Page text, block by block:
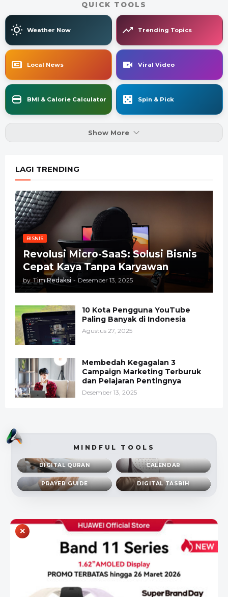
QUICK TOOLS
Weather Now Trending Topics
Local News Viral Video
BMI & Calorie Calculator Spin & Pick
Show More
LAGI TRENDING
BISNIS
Revolusi Micro-SaaS: Solusi Bisnis
Cepat Kaya Tanpa Karyawan
by Tim Redaksi - Desember 13, 2025
10 Kota Pengguna YouTube
Paling Banyak di Indonesia
Agustus 27, 2025
Membedah Kegagalan 3
Campaign Marketing Terburuk
dan Pelajaran Pentingnya
Desember 13, 2025
MINDFUL TOOLS
DIGITAL QURAN CALENDAR
PRAYER GUIDE DIGITAL TASBIH
×